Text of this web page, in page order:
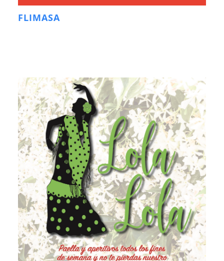
FLIMASA